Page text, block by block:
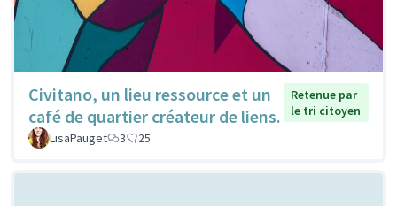
Civitano, un lieu ressource et un
café de quartier créateur de liens.
Retenue par
le tri citoyen
LisaPauget
3 25